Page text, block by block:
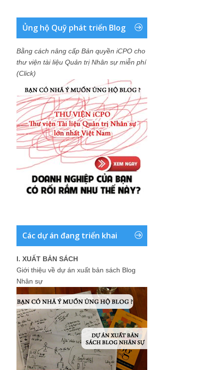
Ủng hộ Quỹ phát triển Blog
Bằng cách nâng cấp Bản quyền iCPO cho
thư viện tài liệu Quản trị Nhân sự miễn phí
(Click)
Các dự án đang triển khai
I. XUẤT BẢN SÁCH
Giới thiệu về dự án xuất bản sách Blog
Nhân sự